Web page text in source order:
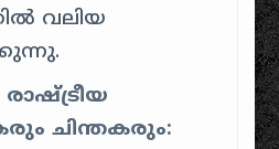
വലിയ
ചിന്തകരും: